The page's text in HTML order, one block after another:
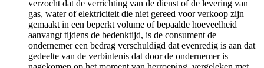
verzocht dat de verrichting van de dienst of de levering van
gas, water of elektriciteit die niet gereed voor verkoop zijn
gemaakt in een beperkt volume of bepaalde hoeveelheid
aanvangt tijdens de bedenktijd, is de consument de
ondernemer een bedrag verschuldigd dat evenredig is aan dat
gedeelte van de verbintenis dat door de ondernemer is